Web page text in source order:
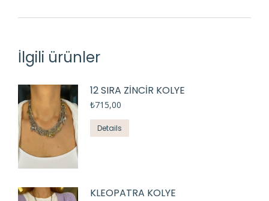
İlgili ürünler
12 SIRA ZINCIR KOLYE
₺715,00
Details
KLEOPATRA KOLYE